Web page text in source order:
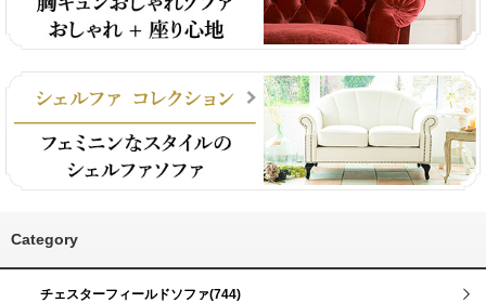
Category
チェスターフィールドソファ(744)